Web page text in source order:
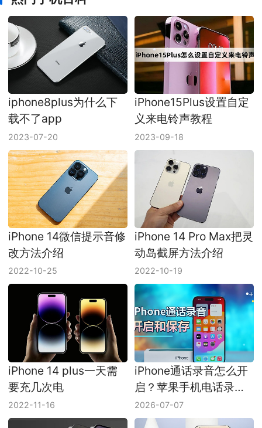
iphone8plus为什么下
载不了app
2023-07-20
iPhone15Plus设置自定
义来电铃声教程
2023-09-18
iPhone 14微信提示音修
改方法介绍
2022-10-25
iPhone 14 Pro Max把灵
动岛截屏方法介绍
2022-10-19
iPhone 14 plus一天需
要充几次电
2022-11-16
iPhone通话录音怎么开
启？苹果手机电话录音
保存在哪里
2026-07-07